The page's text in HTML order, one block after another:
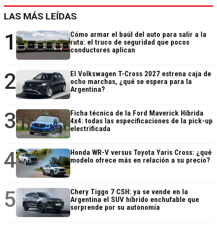
LAS MÁS LEÍDAS
1
Cómo armar el baúl del auto para salir a la
ruta: el truco de seguridad que pocos
conductores aplican
2
El Volkswagen T-Cross 2027 estrena caja de
ocho marchas, ¿qué se espera para la
Argentina?
3
Ficha técnica de la Ford Maverick Híbrida
4x4: todas las especificaciones de la pick-up
electrificada
4
Honda WR-V versus Toyota Yaris Cross: ¿qué
modelo ofrece más en relación a su precio?
5
Chery Tiggo 7 CSH: ya se vende en la
Argentina el SUV híbrido enchufable que
sorprende por su autonomía